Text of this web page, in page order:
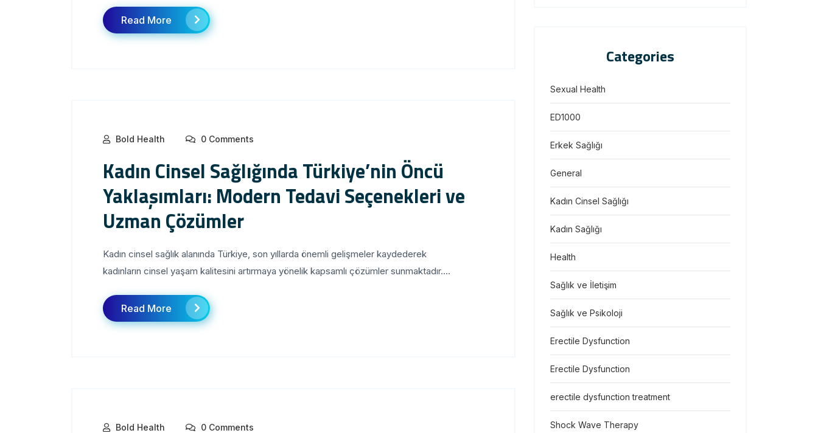
Read More
Bold Health 0 Comments
Kadın Cinsel Sağlığında Türkiye’nin Öncü
Yaklaşımları: Modern Tedavi Seçenekleri ve
Uzman Çözümler
Kadın cinsel sağlık alanında Türkiye, son yıllarda önemli gelişmeler kaydederek
kadınların cinsel yaşam kalitesini artırmaya yönelik kapsamlı çözümler sunmaktadır....
Read More
Bold Health 0 Comments
Categories
Sexual Health
ED1000
Erkek Sağlığı
General
Kadın Cinsel Sağlığı
Kadın Sağlığı
Health
Sağlık ve İletişim
Sağlık ve Psikoloji
Erectile Dysfunction
Erectile Dysfunction
erectile dysfunction treatment
Shock Wave Therapy